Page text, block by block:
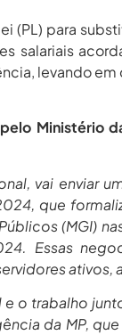
(PL) para
salariais
levando
Ministério
vai enviar
que
(MGI)
Essas
ativos,
o trabalho
da MP,